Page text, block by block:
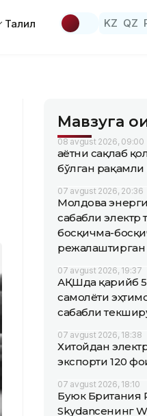
Таҳлил KZ QZ
Мавзуга
08 avgust 2026, 09:00
Ҳаётни сақлаб
бўлган рақамли
07 avgust 2026, 20:36
Молдова
сабабли электр
босқичма-
режалаштирган
07 avgust 2026, 19:37
АҚШда қарийб
самолёти
сабабли
07 avgust 2026, 18:38
Хитойдан
экспорти 120
07 avgust 2026, 18:10
Буюк Британия
Skydanceнинг